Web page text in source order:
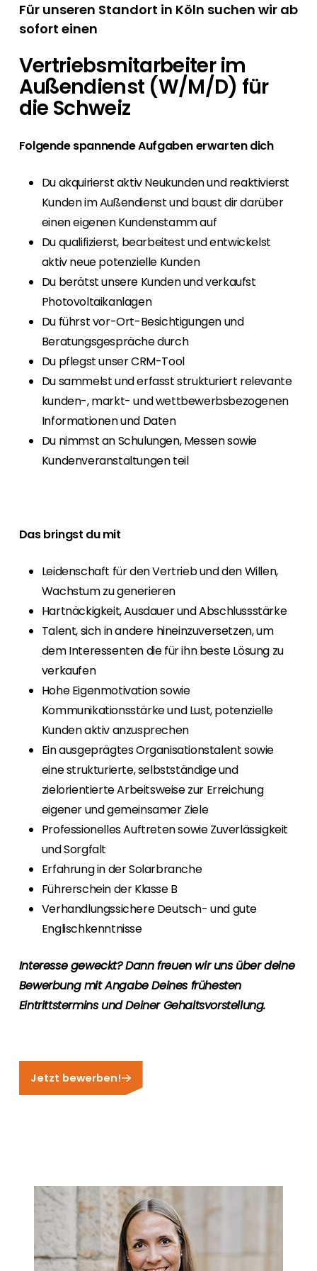
Für unseren Standort in Köln suchen wir ab
sofort einen
Vertriebsmitarbeiter im
Außendienst (W/M/D) für
die Schweiz
Folgende spannende Aufgaben erwarten dich
Du akquirierst aktiv Neukunden und reaktivierst
Kunden im Außendienst und baust dir darüber
einen eigenen Kundenstamm auf
Du qualifizierst, bearbeitest und entwickelst
aktiv neue potenzielle Kunden
Du berätst unsere Kunden und verkaufst
Photovoltaikanlagen
Du führst vor-Ort-Besichtigungen und
Beratungsgespräche durch
Du pflegst unser CRM-Tool
Du sammelst und erfasst strukturiert relevante
kunden-, markt- und wettbewerbsbezogenen
Informationen und Daten
Du nimmst an Schulungen, Messen sowie
Kundenveranstaltungen teil
Das bringst du mit
Leidenschaft für den Vertrieb und den Willen,
Wachstum zu generieren
Hartnäckigkeit, Ausdauer und Abschlussstärke
Talent, sich in andere hineinzuversetzen, um
dem Interessenten die für ihn beste Lösung zu
verkaufen
Hohe Eigenmotivation sowie
Kommunikationsstärke und Lust, potenzielle
Kunden aktiv anzusprechen
Ein ausgeprägtes Organisationstalent sowie
eine strukturierte, selbstständige und
zielorientierte Arbeitsweise zur Erreichung
eigener und gemeinsamer Ziele
Professionelles Auftreten sowie Zuverlässigkeit
und Sorgfalt
Erfahrung in der Solarbranche
Führerschein der Klasse B
Verhandlungssichere Deutsch- und gute
Englischkenntnisse
Interesse geweckt? Dann freuen wir uns über deine
Bewerbung mit Angabe Deines frühesten
Eintrittstermins und Deiner Gehaltsvorstellung.
Jetzt bewerben!